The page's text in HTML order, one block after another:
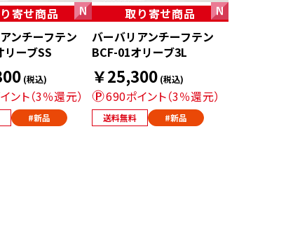
寄せ商品
ンチーフテン
リーブSS
(税込)
ント（3％還元）
#新品
取り寄せ商品
バーバリアンチーフテン
BCF-01オリーブ3L
￥25,300 (税込)
690ポイント（3％還元）
送料無料 #新品